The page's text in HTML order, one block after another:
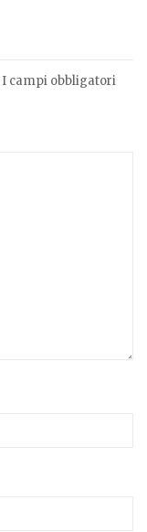
I campi obbligatori